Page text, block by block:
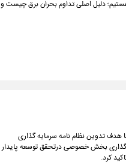
هستیم؛ دلیل اصلی تداوم بحران برق چیست و
هدف تدوین نظام نامه سرمایه گذاری
گذاری بخش خصوصی درتحقق توسعه پایدار
کرد.